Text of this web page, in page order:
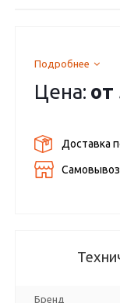
Подробнее
Цена: от
Доставка
Бренд